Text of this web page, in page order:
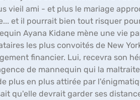
vieil ami - et plus le mariage
et il pourrait bien tout risquer
Ayana Kidane mène une vie
les plus convoités de New
financier. Lui, recevra son
de mannequin qui la
plus en plus attirée par
qu'elle devrait garder ses